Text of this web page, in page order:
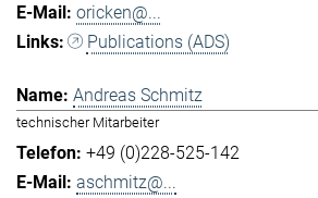
oricken@...
Publications (ADS)
Andreas Schmitz
technischer Mitarbeiter
+49 (0)228-525-142
aschmitz@...